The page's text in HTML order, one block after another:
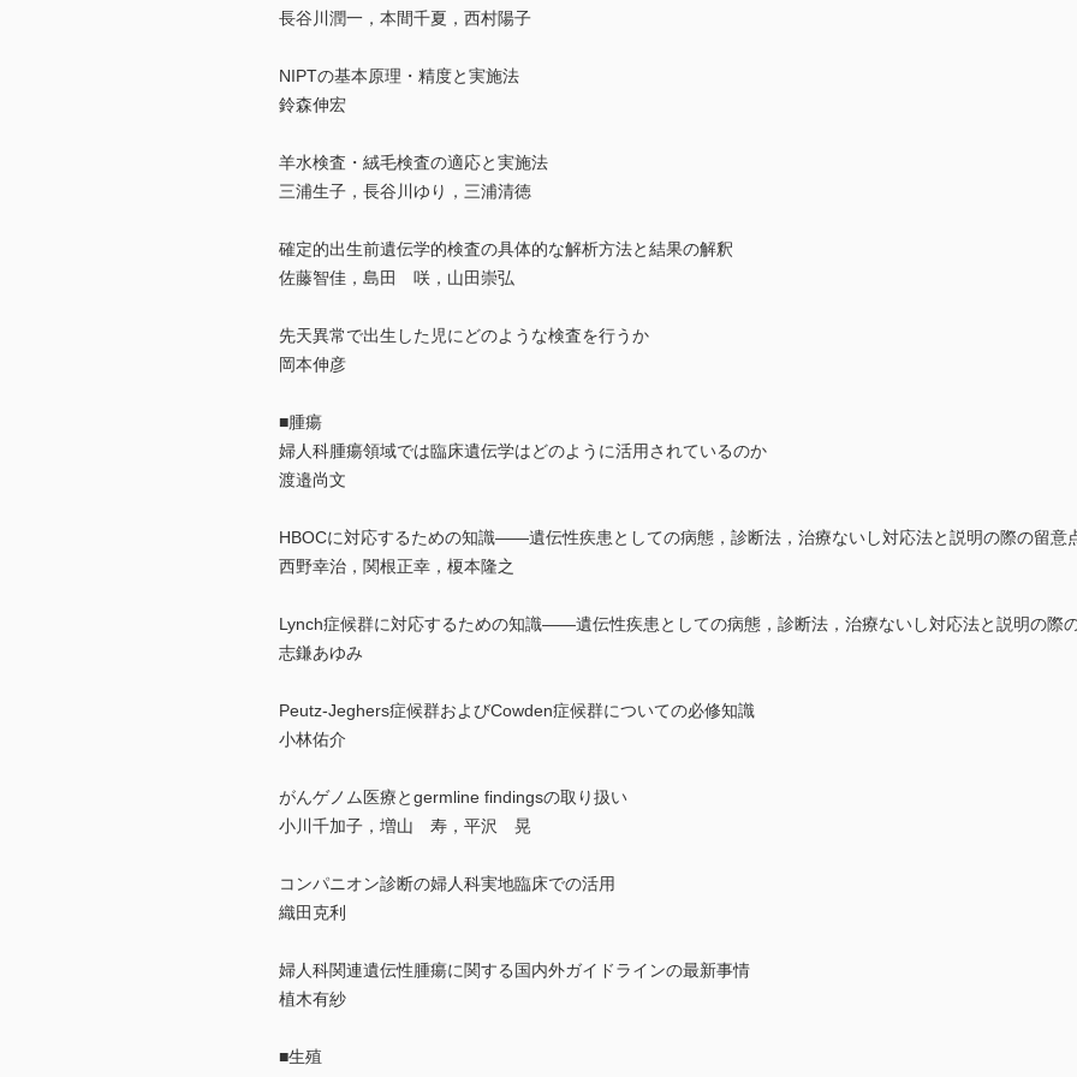
長谷川潤一，本間千夏，西村陽子
NIPTの基本原理・精度と実施法
鈴森伸宏
羊水検査・絨毛検査の適応と実施法
三浦生子，長谷川ゆり，三浦清徳
確定的出生前遺伝学的検査の具体的な解析方法と結果の解釈
佐藤智佳，島田 咲，山田崇弘
先天異常で出生した児にどのような検査を行うか
岡本伸彦
■腫瘍
婦人科腫瘍領域では臨床遺伝学はどのように活用されているのか
渡邉尚文
HBOCに対応するための知識――遺伝性疾患としての病態，診断法，治療ないし対応法と説明の際の留意
西野幸治，関根正幸，榎本隆之
Lynch症候群に対応するための知識――遺伝性疾患としての病態，診断法，治療ないし対応法と説明の際
志鎌あゆみ
Peutz-Jeghers症候群およびCowden症候群についての必修知識
小林佑介
がんゲノム医療とgermline findingsの取り扱い
小川千加子，増山 寿，平沢 晃
コンパニオン診断の婦人科実地臨床での活用
織田克利
婦人科関連遺伝性腫瘍に関する国内外ガイドラインの最新事情
植木有紗
■生殖